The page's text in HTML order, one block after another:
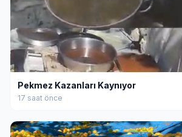
Pekmez Kazanları Kaynıyor
17 saat önce